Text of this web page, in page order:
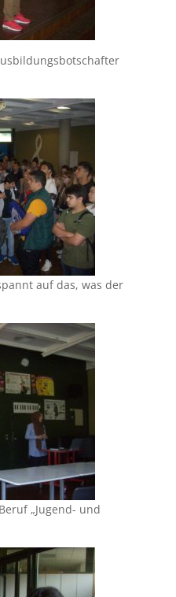
auf das, was der
„Jugend- und